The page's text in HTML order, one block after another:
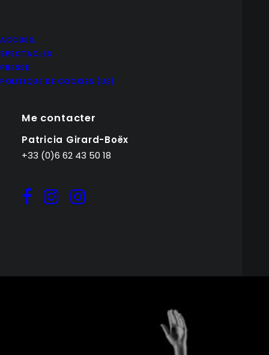
ACCUEIL
SPECTACLES
PRESSE
POLITIQUE DE COOKIES (UE)
Me contacter
Patricia Girard-Boëx
+33 (0)6 62 43 50 18